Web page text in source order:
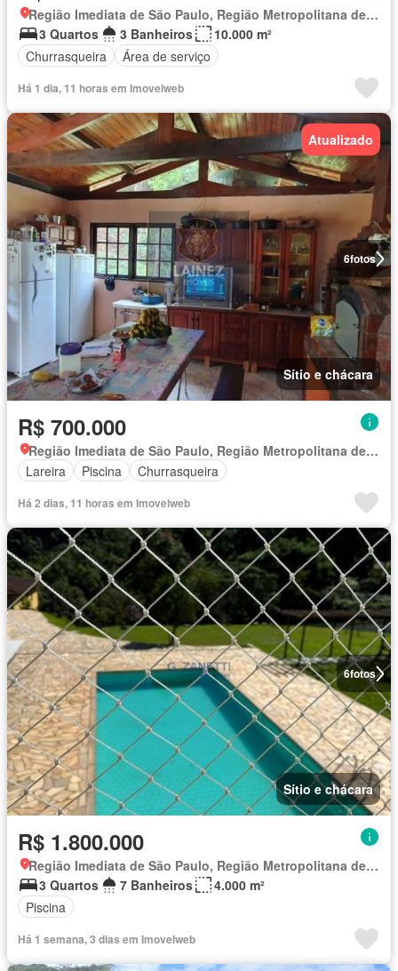
Região Imediata de São Paulo, Região Metropolitana de São Paulo
3 Quartos
3 Banheiros
10.000 m²
Churrasqueira
Área de serviço
Há 1 dia, 11 horas em Imovelweb
6fotos
Atualizado
Sítio e chácara
R$ 700.000
Região Imediata de São Paulo, Região Metropolitana de São Paulo
Lareira
Piscina Churrasqueira
Há 2 dias, 11 horas em Imovelweb
6fotos
Sítio e chácara
R$ 1.800.000
Região Imediata de São Paulo, Região Metropolitana de São Paulo
3 Quartos
7 Banheiros
4.000 m²
Piscina
Há 1 semana, 3 dias em Imovelweb